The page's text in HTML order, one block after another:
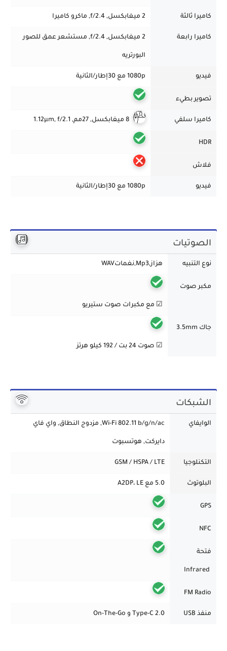
كاميرا ثالثة 2 ميغابكسل, f/2.4, ماكرو كاميرا
كاميرا رابعة 2 ميغابكسل, f/2.4, مستشعر عمق للصور
البورتريه
فيديو 1080p مع 30إطار/الثانية
تصوير بطيء
كاميرا سلفي 8 ميغابكسل, 27مم, 1.12µm, f/2.1
HDR
فلاش
فيديو 1080p مع 30إطار/الثانية
الصوتيات
نوع التنبيه هزاز,Mp3,نغماتWAV
مكبر صوت
☑ مع مكبرات صوت ستيريو
جاك 3.5mm
☑ صوت 24 بت / 192 كيلو هرتز
الشبكات
الوايفاي Wi-Fi 802.11 b/g/n/ac, مزدوج النطاق, واي فاي
دايركت, هوتسبوت
التكنلوجيا GSM / HSPA / LTE
البلوتوث 5.0 مع A2DP، LE
GPS
NFC
فتحة
Infrared
FM Radio
منفذ USB Type-C 2.0 و On-The-Go